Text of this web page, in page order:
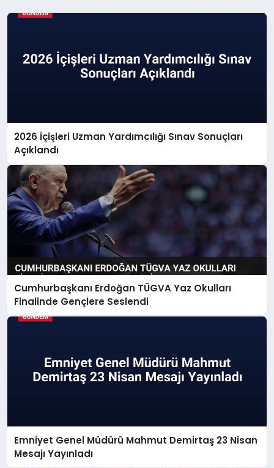
2026 İçişleri Uzman Yardımcılığı Sınav Sonuçları
Açıklandı
Cumhurbaşkanı Erdoğan TÜGVA Yaz Okulları
Finalinde Gençlere Seslendi
Emniyet Genel Müdürü Mahmut Demirtaş 23 Nisan
Mesajı Yayınladı